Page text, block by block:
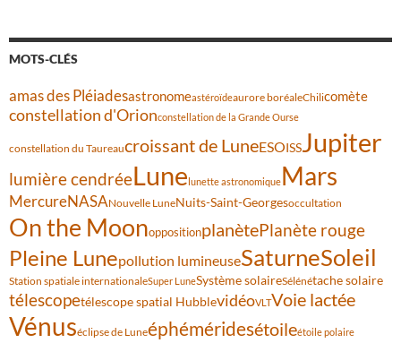
MOTS-CLÉS
amas des Pléiadesastronomeastéroïdeaurore boréaleChilicomète
constellation d'Orionconstellation de la Grande Ourse
constellation du Taureaucroissant de LuneESOISSJupiter
lumière cendréeLune lunette astronomiqueMars
MercureNASANouvelle LuneNuits-Saint-Georgesoccultation
On the MoonoppositionplanètePlanète rouge
Pleine Lunepollution lumineuseSaturneSoleil
Station spatiale internationaleSuper LuneSystème solaireSélénétache solaire
télescopetélescope spatial HubblevidéoVLTVoie lactée
Vénuséclipse de Luneéphéméridesétoileétoile polaire